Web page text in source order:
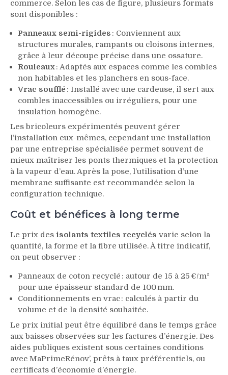
commerce. Selon les cas de figure, plusieurs formats
sont disponibles :
Panneaux semi-rigides : Conviennent aux
structures murales, rampants ou cloisons internes,
grâce à leur découpe précise dans une ossature.
Rouleaux: Adaptés aux espaces comme les combles
non habitables et les planchers en sous-face.
Vrac soufflé : Installé avec une cardeuse, il sert aux
combles inaccessibles ou irréguliers, pour une
insulation homogène.
Les bricoleurs expérimentés peuvent gérer
l’installation eux-mêmes, cependant une installation
par une entreprise spécialisée permet souvent de
mieux maîtriser les ponts thermiques et la protection
à la vapeur d’eau. Après la pose, l’utilisation d’une
membrane suffisante est recommandée selon la
configuration technique.
Coût et bénéfices à long terme
Le prix des isolants textiles recyclés varie selon la
quantité, la forme et la fibre utilisée. À titre indicatif,
on peut observer :
Panneaux de coton recyclé : autour de 15 à 25 €/m²
pour une épaisseur standard de 100 mm.
Conditionnements en vrac : calculés à partir du
volume et de la densité souhaitée.
Le prix initial peut être équilibré dans le temps grâce
aux baisses observées sur les factures d’énergie. Des
aides publiques existent sous certaines conditions
avec MaPrimeRénov’, prêts à taux préférentiels, ou
certificats d’économie d’énergie.